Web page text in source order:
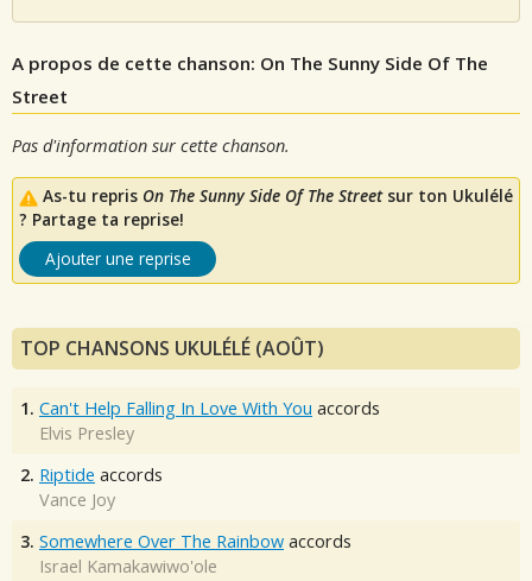
A propos de cette chanson: On The Sunny Side Of The
Street
Pas d'information sur cette chanson.
As-tu repris On The Sunny Side Of The Streetsur ton Ukulélé
? Partage ta reprise!
Ajouter une reprise
TOP CHANSONS UKULÉLÉ (AOÛT)
1. Can't Help Falling In Love With You accords
Elvis Presley
2. Riptide accords
Vance Joy
3. Somewhere Over The Rainbow accords
Israel Kamakawiwo'ole